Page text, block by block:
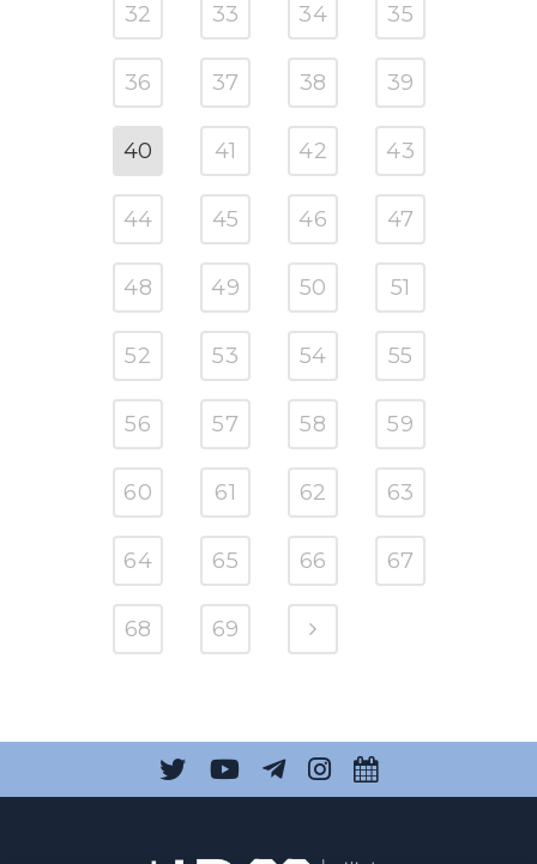
32 33 34 35
36 37 38 39
40 41 42 43
44 45 46 47
48 49 50 51
52 53 54 55
56 57 58 59
60 61 62 63
64 65 66 67
68 69